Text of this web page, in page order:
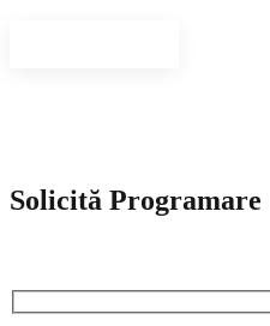
Solicită Programare